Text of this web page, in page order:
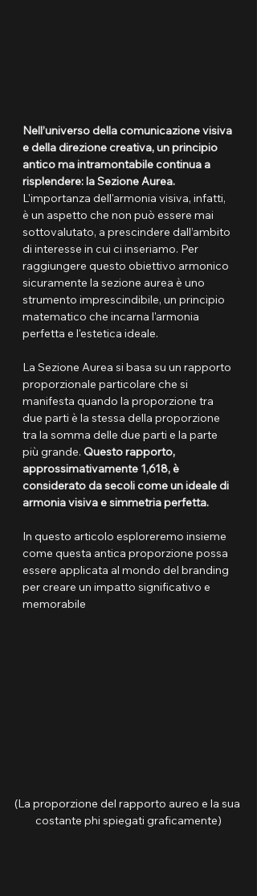
Nell’universo della comunicazione visiva
e della direzione creativa, un principio
antico ma intramontabile continua a
risplendere: la Sezione Aurea.
L'importanza dell'armonia visiva, infatti,
è un aspetto che non può essere mai
sottovalutato, a prescindere dall’ambito
di interesse in cui ci inseriamo. Per
raggiungere questo obiettivo armonico
sicuramente la sezione aurea è uno
strumento imprescindibile, un principio
matematico che incarna l'armonia
perfetta e l'estetica ideale.
La Sezione Aurea si basa su un rapporto
proporzionale particolare che si
manifesta quando la proporzione tra
due parti è la stessa della proporzione
tra la somma delle due parti e la parte
più grande. Questo rapporto,
approssimativamente 1,618, è
considerato da secoli come un ideale di
armonia visiva e simmetria perfetta.
In questo articolo esploreremo insieme
come questa antica proporzione possa
essere applicata al mondo del branding
per creare un impatto significativo e
memorabile
(La proporzione del rapporto aureo e la sua
costante phi spiegati graficamente)